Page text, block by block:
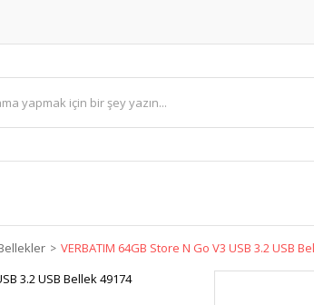
VERBATIM 64GB Store N Go V3 USB 3.2 USB